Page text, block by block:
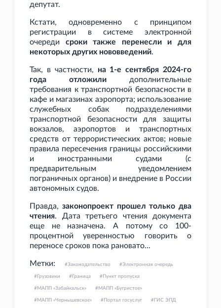
депутат.
Кстати, одновременно с принципом
регистрации в системе электронной
очереди сроки также перенесли и для
некоторых других нововведений.
Так, в частности, на 1-е сентября 2024-го
года отложили дополнительные
требования к транспортной безопасности в
кафе и магазинах аэропорта; использование
служебных собак подразделениями
транспортной безопасности для защиты
вокзалов, аэропортов и транспортных
средств от террористических актов; новые
правила пересечения границы российскими
и иностранными судами (с
предварительным уведомлением
пограничных органов) и внедрение в России
автономных судов.
Правда, законопроект прошел только два
чтения. Дата третьего чтения документа
еще не назначена. А потому со 100-
процентной уверенностью говорить о
переносе сроков пока рановато...
Метки: Законодательство Электронная очередь
Грузовики Граница Пункт пропуска
МАПП «Забайкальск» МАПП «Бугристое»
МАПП «Чернышевское» Портал госуслуг ГИС ЭПД